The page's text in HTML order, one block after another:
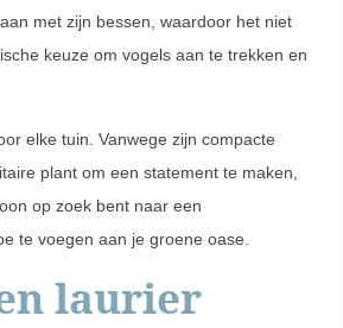
met zijn bessen, waardoor het niet
keuze om vogels aan te trekken en
elke tuin. Vanwege zijn compacte
plant om een statement te maken,
op zoek bent naar een
te voegen aan je groene oase.
laurier